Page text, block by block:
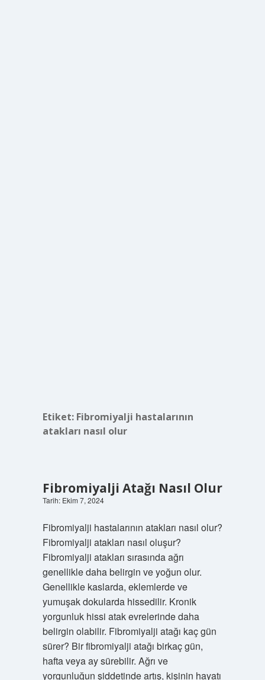
Etiket: Fibromiyalji hastalarının
atakları nasıl olur
Fibromiyalji Atağı Nasıl Olur
Tarih: Ekim 7, 2024
Fibromiyalji hastalarının atakları nasıl olur?
Fibromiyalji atakları nasıl oluşur?
Fibromiyalji atakları sırasında ağrı
genellikle daha belirgin ve yoğun olur.
Genellikle kaslarda, eklemlerde ve
yumuşak dokularda hissedilir. Kronik
yorgunluk hissi atak evrelerinde daha
belirgin olabilir. Fibromiyalji atağı kaç gün
sürer? Bir fibromiyalji atağı birkaç gün,
hafta veya ay sürebilir. Ağrı ve
yorgunluğun şiddetinde artış, kişinin hayatı